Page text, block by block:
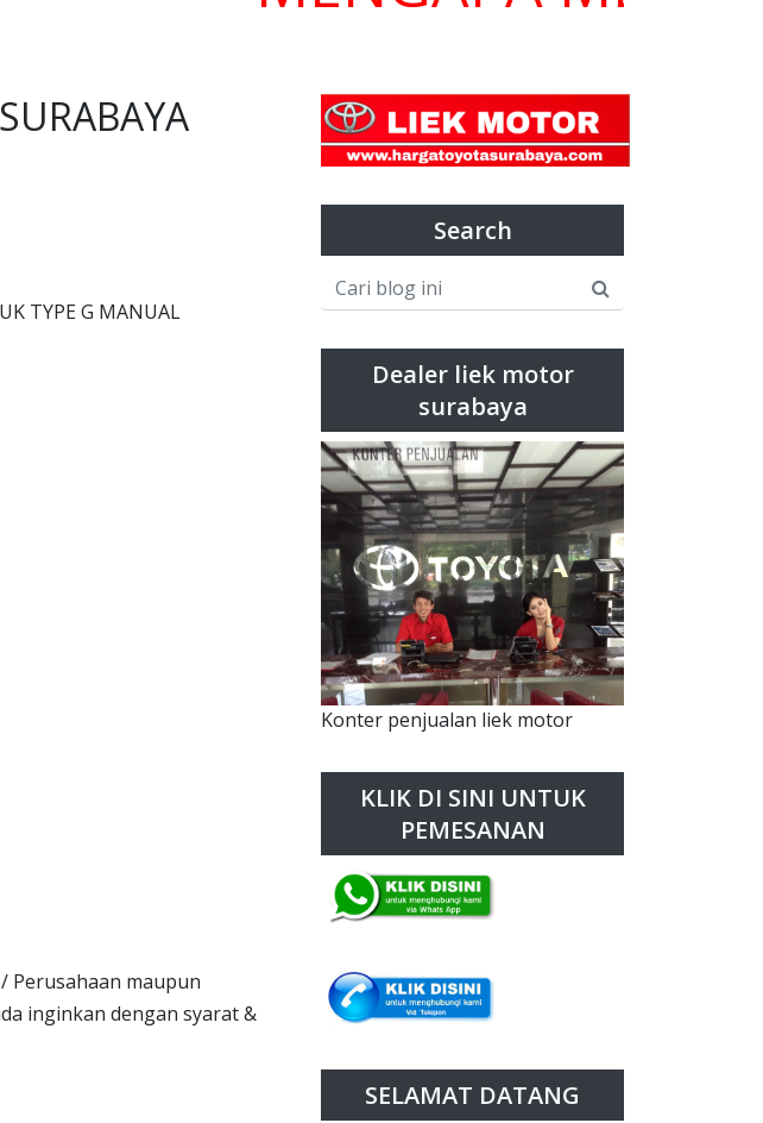
TYPE G MANUAL
Perusahaan maupun
inginkan dengan syarat &
Search
Dealer liek motor
surabaya
Konter penjualan liek motor
KLIK DI SINI UNTUK
PEMESANAN
SELAMAT DATANG